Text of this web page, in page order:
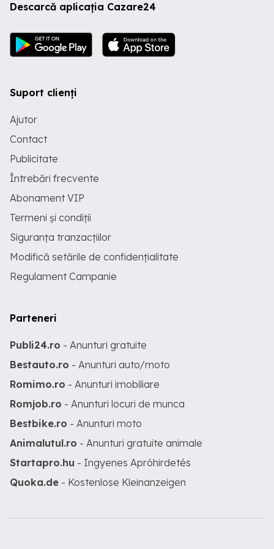
Descarcă aplicația Cazare24
Suport clienți
Ajutor
Contact
Publicitate
Întrebări frecvente
Abonament VIP
Termeni și condiții
Siguranța tranzacțiilor
Modifică setările de confidențialitate
Regulament Campanie
Parteneri
Publi24.ro - Anunturi gratuite
Bestauto.ro - Anunturi auto/moto
Romimo.ro - Anunturi imobiliare
Romjob.ro - Anunturi locuri de munca
Bestbike.ro - Anunturi moto
Animalutul.ro - Anunturi gratuite animale
Startapro.hu - Ingyenes Apróhirdetés
Quoka.de - Kostenlose Kleinanzeigen